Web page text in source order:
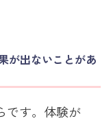
が出ないことがあ
です。体験が